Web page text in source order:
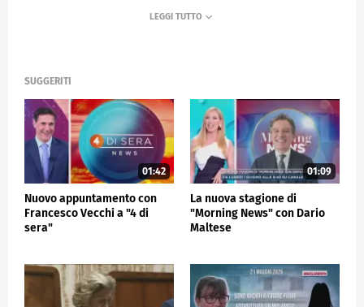
MATTINO CINQUE
SUGGERITI
01:42
Nuovo appuntamento con
Francesco Vecchi a "4 di
sera"
01:09
La nuova stagione di
"Morning News" con Dario
Maltese